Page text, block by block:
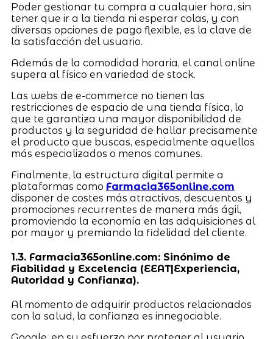
Poder gestionar tu compra a cualquier hora, sin
tener que ir a la tienda ni esperar colas, y con
diversas opciones de pago flexible, es la clave de
la satisfacción del usuario.
Además de la comodidad horaria, el canal online
supera al físico en variedad de stock.
Las webs de e-commerce no tienen las
restricciones de espacio de una tienda física, lo
que te garantiza una mayor disponibilidad de
productos y la seguridad de hallar precisamente
el producto que buscas, especialmente aquellos
más especializados o menos comunes.
Finalmente, la estructura digital permite a
plataformas como Farmacia365online.com
disponer de costes más atractivos, descuentos y
promociones recurrentes de manera más ágil,
promoviendo la economía en las adquisiciones al
por mayor y premiando la fidelidad del cliente.
1.3. Farmacia365online.com: Sinónimo de
Fiabilidad y Excelencia (EEAT|Experiencia,
Autoridad y Confianza).
Al momento de adquirir productos relacionados
con la salud, la confianza es innegociable.